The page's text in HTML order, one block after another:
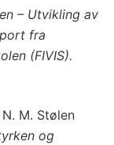
– Utvikling av
fra
(FIVIS).
M. Stølen
og